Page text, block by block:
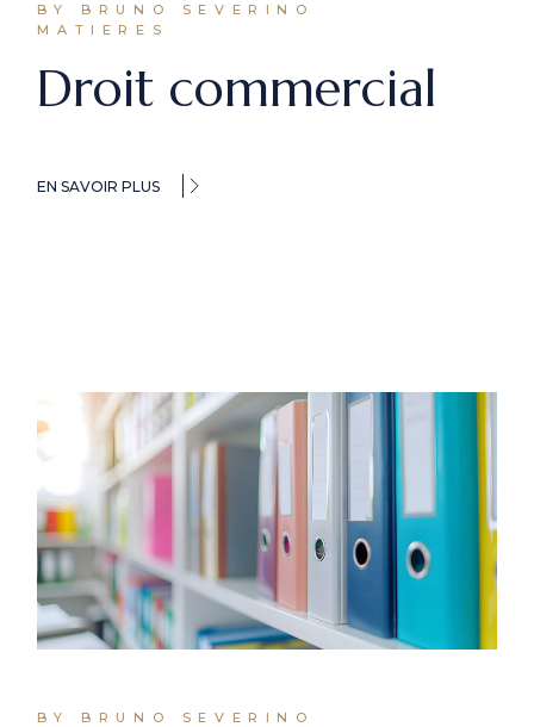
BY BRUNO SEVERINO
MATIERES
Droit commercial
EN SAVOIR PLUS
BY BRUNO SEVERINO